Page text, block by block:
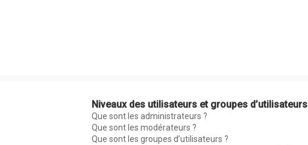
Niveaux des utilisateurs et groupes d’utilisateurs
Que sont les administrateurs ?
Que sont les modérateurs ?
Que sont les groupes d’utilisateurs ?